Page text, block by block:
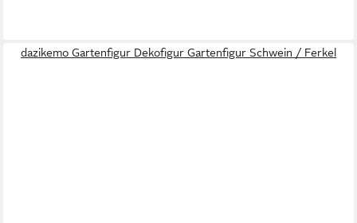
dazikemo Gartenfigur Dekofigur Gartenfigur Schwein / Ferkel